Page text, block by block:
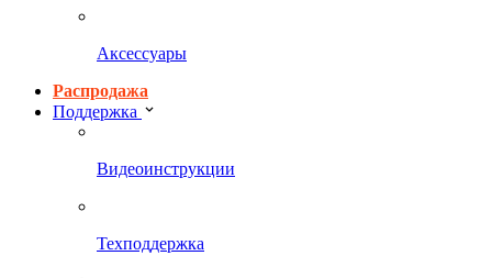
Аксессуары
Распродажа
Поддержка
Видеоинструкции
Техподдержка